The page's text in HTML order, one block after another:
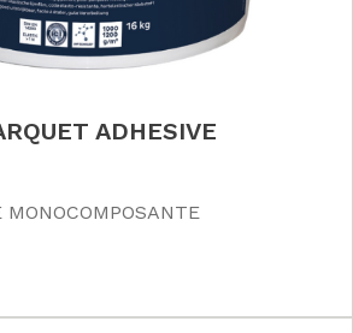
ADHESIVE
MONOCOMPOSANTE